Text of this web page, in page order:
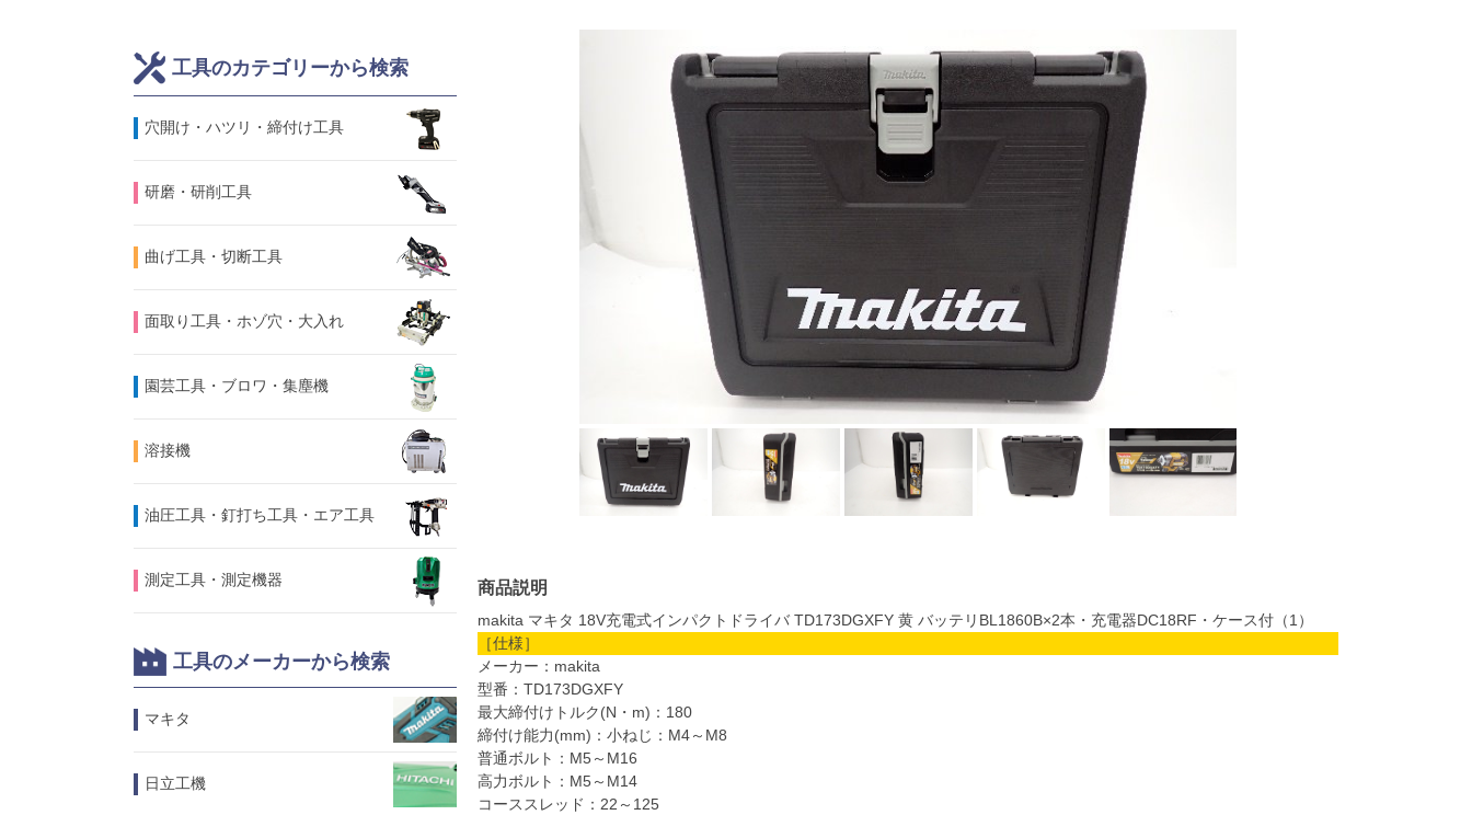
工具のカテゴリーから検索
⽳開け・ハツリ・締付け工具
研磨・研削工具
曲げ工具・切断工具
面取り工具・ホゾ穴・大入れ
園芸工具・ブロワ・集塵機
溶接機
油圧工具・釘打ち工具・エア工具
測定工具・測定機器
工具のメーカーから検索
マキタ
日立工機
商品説明
makita マキタ 18V充電式インパクトドライバ TD173DGXFY 黄 バッテリBL1860B×2本・充電器DC18RF・ケース付（1）
［仕様］
メーカー：makita
型番：TD173DGXFY
最大締付けトルク(N・m)：180
締付け能力(mm)：小ねじ：M4～M8
普通ボルト：M5～M16
高力ボルト：M5～M14
コーススレッド：22～125